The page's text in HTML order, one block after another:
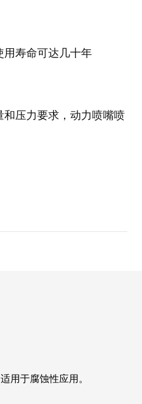
用寿命可达几十年
压力要求，动力喷嘴喷
用于腐蚀性应用。